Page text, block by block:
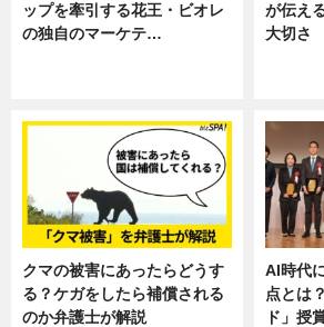
ップを牽引する花王・ビオレ
の独自のマーケテ…
が伝え
大切さ
クマの被害にあったらどうす
る？ケガをしたら補償される
のか弁護士が解説
AI時代
点とは
ド」授